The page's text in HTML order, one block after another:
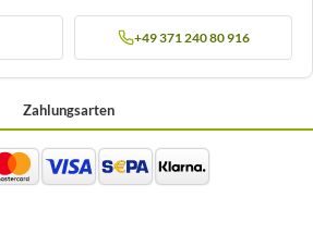
+49 371 240 80 916
Zahlungsarten